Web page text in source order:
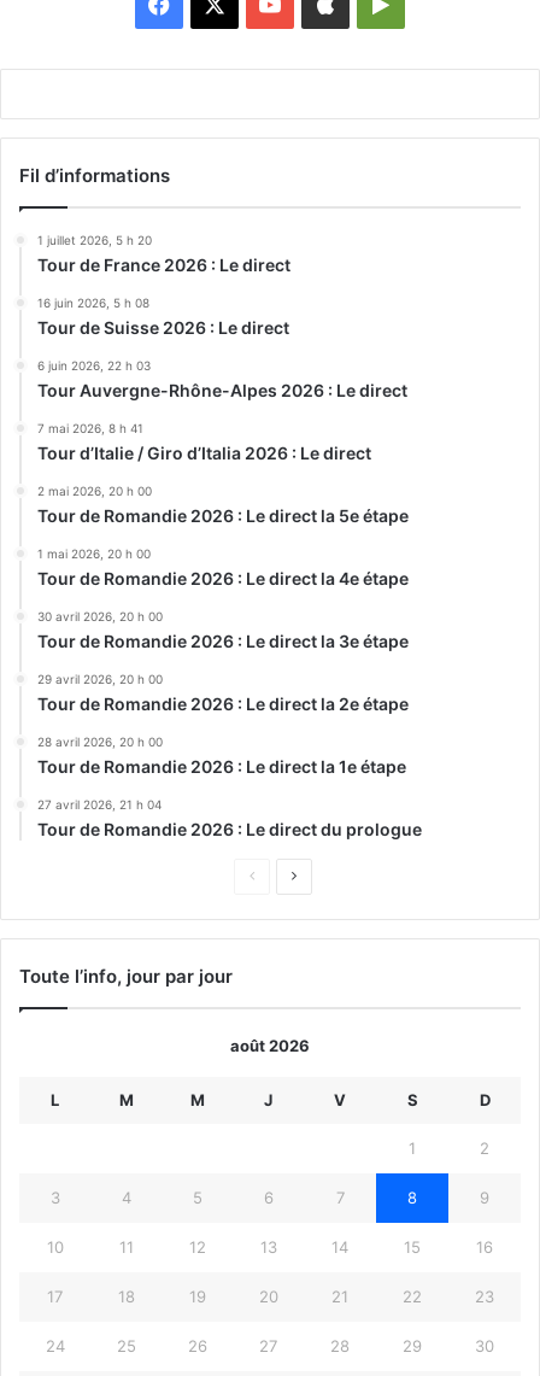
Fil d’informations
1 juillet 2026, 5 h 20
Tour de France 2026 : Le direct
16 juin 2026, 5 h 08
Tour de Suisse 2026 : Le direct
6 juin 2026, 22 h 03
Tour Auvergne-Rhône-Alpes 2026 : Le direct
7 mai 2026, 8 h 41
Tour d’Italie / Giro d’Italia 2026 : Le direct
2 mai 2026, 20 h 00
Tour de Romandie 2026 : Le direct la 5e étape
1 mai 2026, 20 h 00
Tour de Romandie 2026 : Le direct la 4e étape
30 avril 2026, 20 h 00
Tour de Romandie 2026 : Le direct la 3e étape
29 avril 2026, 20 h 00
Tour de Romandie 2026 : Le direct la 2e étape
28 avril 2026, 20 h 00
Tour de Romandie 2026 : Le direct la 1e étape
27 avril 2026, 21 h 04
Tour de Romandie 2026 : Le direct du prologue
Page
Page
Toute l’info, jour par jour
août 2026
L M M J V S D
1 2
3 4 5 6 7 8 9
10 11 12 13 14 15 16
17 18 19 20 21 22 23
24 25 26 27 28 29 30